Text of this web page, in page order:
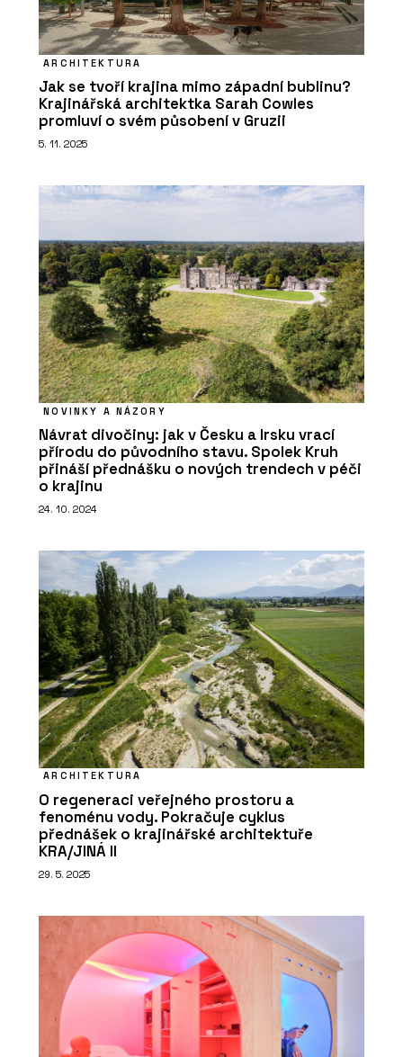
ARCHITEKTURA
Jak se tvoří krajina mimo západní bublinu?
Krajinářská architektka Sarah Cowles
promluví o svém působení v Gruzii
5. 11. 2025
NOVINKY A NÁZORY
Návrat divočiny: jak v Česku a Irsku vrací
přírodu do původního stavu. Spolek Kruh
přináší přednášku o nových trendech v péči
o krajinu
24. 10. 2024
ARCHITEKTURA
O regeneraci veřejného prostoru a
fenoménu vody. Pokračuje cyklus
přednášek o krajinářské architektuře
KRA/JINÁ II
29. 5. 2025